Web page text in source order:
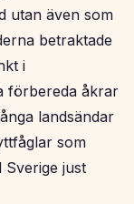
utan även som
betraktade
i
förbereda åkrar
landsändar
som
just